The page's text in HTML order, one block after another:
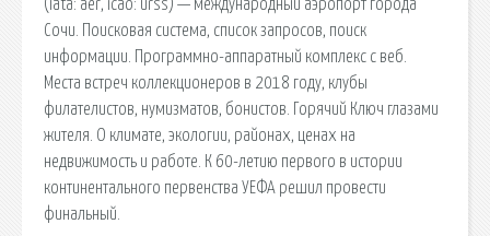
(iata: aer, icao: urss) — международный аэропорт города
Сочи. Поисковая сиcтема, список запросов, поиск
информации. Программно-аппаратный комплекс с веб.
Места встреч коллекционеров в 2018 году, клубы
филателистов, нумизматов, бонистов. Горячий Ключ глазами
жителя. О климате, экологии, районах, ценах на
недвижимость и работе. К 60-летию первого в истории
континентального первенства УЕФА решил провести
финальный.